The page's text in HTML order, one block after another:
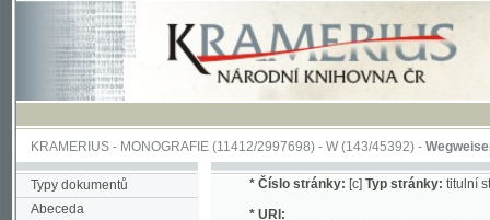
KRAMERIUS-MONOGRAFIE(11412/2997698) -W (143/45392)-Wegweiser durch
Typy dokumentů
Abeceda
Výběr monografie
http://kramerius.nkp.cz/kramerius/